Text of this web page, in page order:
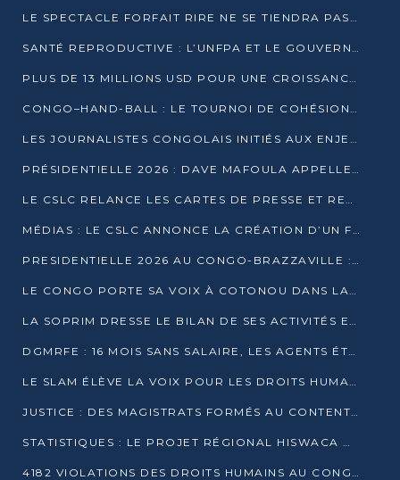
LE SPECTACLE FORFAIT RIRE NE SE TIENDRA PAS LE 1ER JANVIER
SANTÉ REPRODUCTIVE : L’UNFPA ET LE GOUVERNEMENT AFFINENT LES PRIORITÉS DE 2026
PLUS DE 13 MILLIONS USD POUR UNE CROISSANCE VERTE ET SOUVERAINE
CONGO–HAND-BALL : LE TOURNOI DE COHÉSION ET DE FRATERNITÉ ALLUME SES LAMPIONS À BRAZZAVILLE
LES JOURNALISTES CONGOLAIS INITIÉS AUX ENJEUX DE L’ÉCONOMIE BLEUE
PRÉSIDENTIELLE 2026 : DAVE MAFOULA APPELLE LES CONGOLAIS À UN « NOUVEAU DÉPART »
LE CSLC RELANCE LES CARTES DE PRESSE ET RECONNAÎT OFFICIELLEMENT LES MÉDIAS EN LIGNE
MÉDIAS : LE CSLC ANNONCE LA CRÉATION D’UN FONDS D’APPUI À LA PRESSE
PRESIDENTIELLE 2026 AU CONGO-BRAZZAVILLE : UN CASTING ÉLARGI
LE CONGO PORTE SA VOIX À COTONOU DANS LA LUTTE CONTRE LA TUBERCULOSE
LA SOPRIM DRESSE LE BILAN DE SES ACTIVITÉS ET FIXE DE NOUVELLES PRIORITÉS
DGMRFE : 16 MOIS SANS SALAIRE, LES AGENTS ÉTOUFFENT DANS LE SILENCE
LE SLAM ÉLÈVE LA VOIX POUR LES DROITS HUMAINS À BRAZZAVILLE
JUSTICE : DES MAGISTRATS FORMÉS AU CONTENTIEUX DE LA PROPRIÉTÉ INTELLECTUELLE
STATISTIQUES : LE PROJET RÉGIONAL HISWACA OFFICIELLEMENT LANCÉ AU CONGO
4182 VIOLATIONS DES DROITS HUMAINS AU CONGO EN 2025 SELON LE CAD